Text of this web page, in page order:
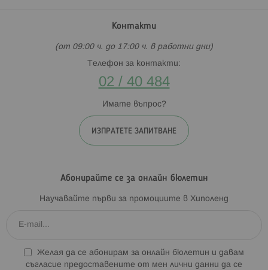
Контакти
(от 09:00 ч. до 17:00 ч. в работни дни)
Телефон за контакти:
02 / 40 484
Имате въпрос?
ИЗПРАТЕТЕ ЗАПИТВАНЕ
Абонирайте се за онлайн бюлетин
Научавайте първи за промоциите в Хиполенд
Желая да се абонирам за онлайн бюлетин и давам
съгласие предоставените от мен лични данни да се